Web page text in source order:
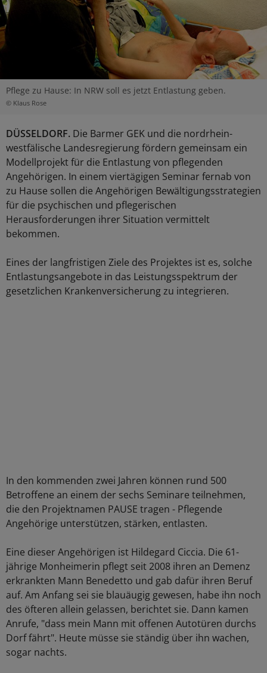
Pflege zu Hause: In NRW soll es jetzt Entlastung geben.
© Klaus Rose
DÜSSELDORF. Die Barmer GEK und die nordrhein-
westfälische Landesregierung fördern gemeinsam ein
Modellprojekt für die Entlastung von pflegenden
Angehörigen. In einem viertägigen Seminar fernab von
zu Hause sollen die Angehörigen Bewältigungsstrategien
für die psychischen und pflegerischen
Herausforderungen ihrer Situation vermittelt
bekommen.
Eines der langfristigen Ziele des Projektes ist es, solche
Entlastungsangebote in das Leistungsspektrum der
gesetzlichen Krankenversicherung zu integrieren.
In den kommenden zwei Jahren können rund 500
Betroffene an einem der sechs Seminare teilnehmen,
die den Projektnamen PAUSE tragen - Pflegende
Angehörige unterstützen, stärken, entlasten.
Eine dieser Angehörigen ist Hildegard Ciccia. Die 61-
jährige Monheimerin pflegt seit 2008 ihren an Demenz
erkrankten Mann Benedetto und gab dafür ihren Beruf
auf. Am Anfang sei sie blauäugig gewesen, habe ihn noch
des öfteren allein gelassen, berichtet sie. Dann kamen
Anrufe, "dass mein Mann mit offenen Autotüren durchs
Dorf fährt". Heute müsse sie ständig über ihn wachen,
sogar nachts.